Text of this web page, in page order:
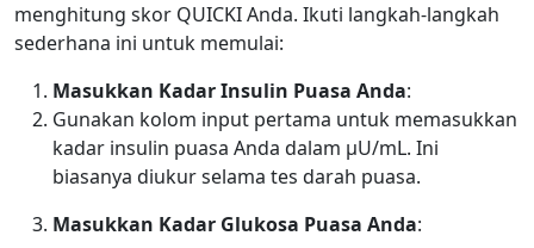
menghitung skor QUICKI Anda. Ikuti langkah-langkah
sederhana ini untuk memulai:
Masukkan Kadar Insulin Puasa Anda:
Gunakan kolom input pertama untuk memasukkan
kadar insulin puasa Anda dalam µU/mL. Ini
biasanya diukur selama tes darah puasa.
Masukkan Kadar Glukosa Puasa Anda: